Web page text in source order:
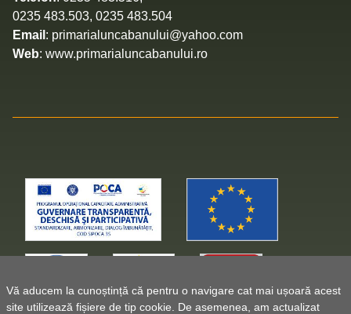
Vă aducem la cunoștință că pentru o navigare cat mai ușoară acest
site utilizează fișiere de tip cookie. De asemenea, am actualizat
0235 483.503, 0235 483.504
Email : primarialuncabanului@yahoo.com
Web: www.primarialuncabanului.ro